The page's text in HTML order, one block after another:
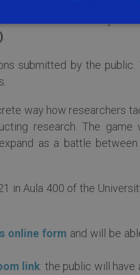
You can witness
submitted by the public.
way how researchers
research. The game
as a battle
in Aula 400 of the
online form and will be
link: the public will have